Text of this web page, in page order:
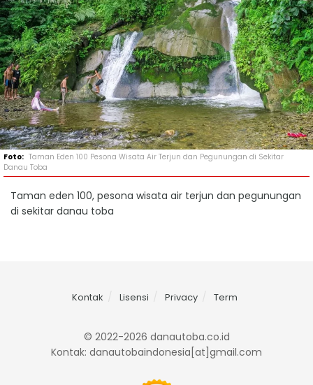
Taman Eden 100 Pesona Wisata Air Terjun dan Pegunungan di Sekitar
Danau Toba
Taman eden 100, pesona wisata air terjun dan pegunungan
di sekitar danau toba
Kontak Lisensi Privacy Term
© 2022-2026 danautoba.co.id
Kontak: danautobaindonesia[at]gmail.com